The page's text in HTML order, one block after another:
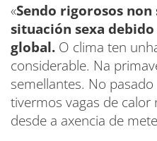
«Sendo rigorosos
situación sexa
global. O clima ten
considerable. Na
semellantes. No
tivermos vagas de calor
desde a axencia de